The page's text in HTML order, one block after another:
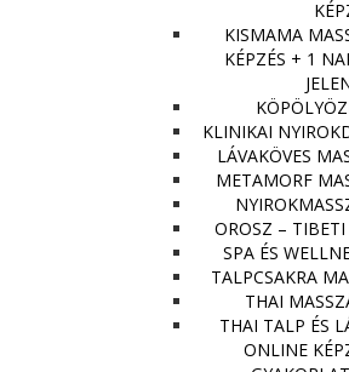
KISMAMA
KÉPZÉS + 1
KLINIKAI
LÁVAKÖVES
METAMORF
OROSZ –
SPA ÉS
TALPCSAKRA
THAI
THAI TALP ÉS
ONLINE